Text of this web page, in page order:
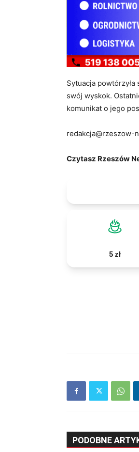
Sytuacja
swój wyskok.
komunikat o jego
redakcja@rzeszow-
Czytasz Rzeszów
5 zł
PODOBNE